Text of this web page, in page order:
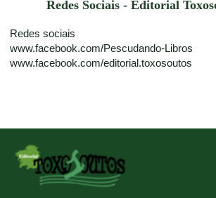
Redes Sociais - Editorial
Redes sociais
www.facebook.com/Pescudando-Libros
www.facebook.com/editorial.toxosoutos